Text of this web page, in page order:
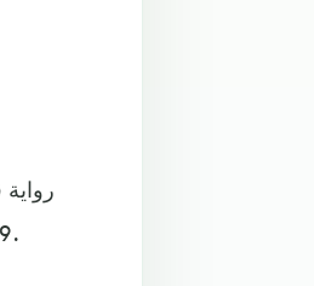
29 من حزيران عام 1900، في مدينة "ليون"، وتوفي في مهمة من أجل فرنسا عام 1944.